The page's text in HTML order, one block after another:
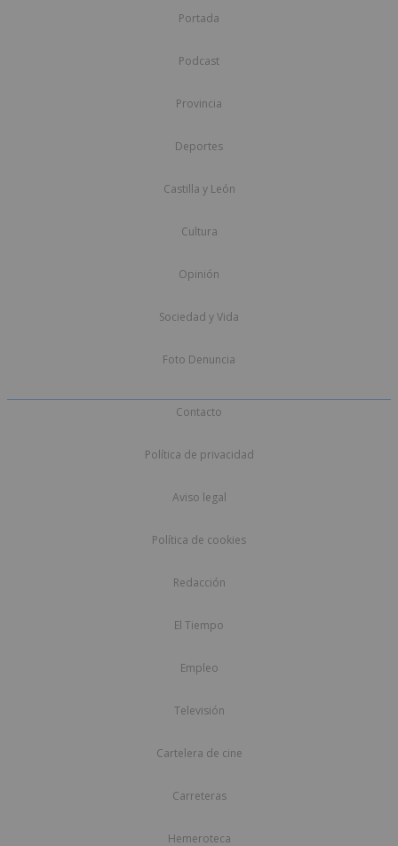
Portada
Podcast
Provincia
Deportes
Castilla y León
Cultura
Opinión
Sociedad y Vida
Foto Denuncia
Contacto
Política de privacidad
Aviso legal
Política de cookies
Redacción
El Tiempo
Empleo
Televisión
Cartelera de cine
Carreteras
Hemeroteca